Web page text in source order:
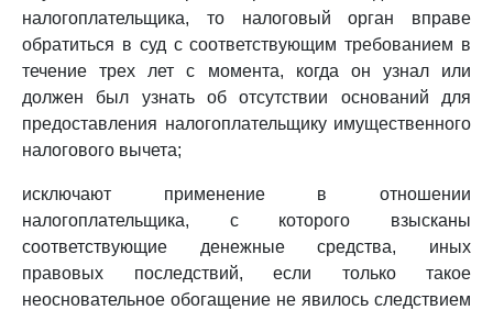
налогоплательщика, то налоговый орган вправе
обратиться в суд с соответствующим требованием в
течение трех лет с момента, когда он узнал или
должен был узнать об отсутствии оснований для
предоставления налогоплательщику имущественного
налогового вычета;
исключают применение в отношении
налогоплательщика, с которого взысканы
соответствующие денежные средства, иных
правовых последствий, если только такое
неосновательное обогащение не явилось следствием